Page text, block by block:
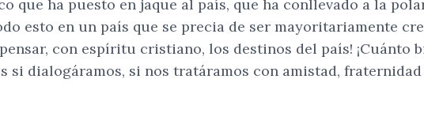
que ha puesto en jaque al país, que ha conllevado a la
esto en un país que se precia de ser mayoritariamente
con espíritu cristiano, los destinos del país! ¡Cuánto
si dialogáramos, si nos tratáramos con amistad,